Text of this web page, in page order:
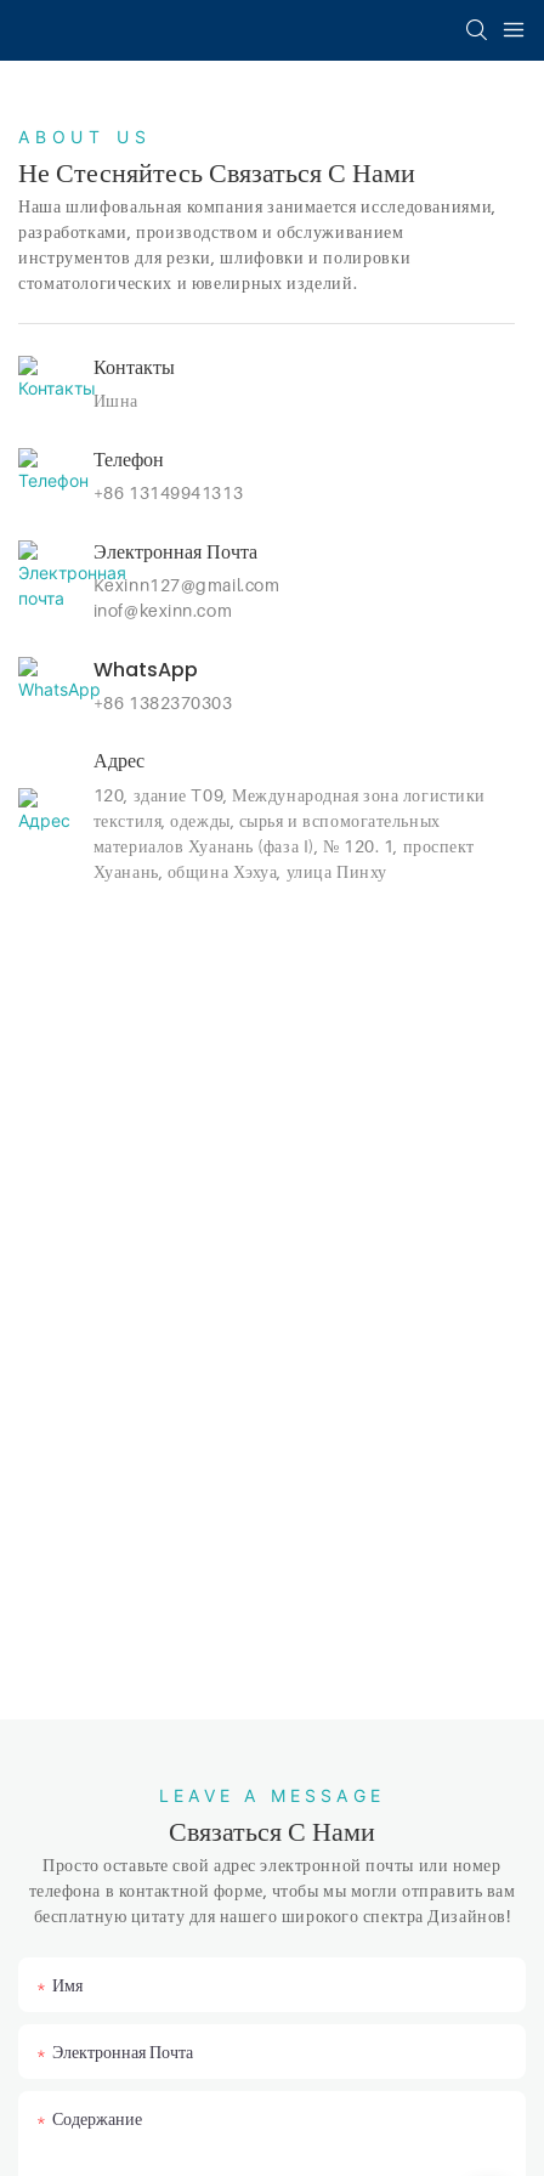
ABOUT US
Не Стесняйтесь Связаться С Нами
Наша шлифовальная компания занимается исследованиями,
разработками, производством и обслуживанием
инструментов для резки, шлифовки и полировки
стоматологических и ювелирных изделий.
Контакты
Ишна
Телефон
+86 13149941313
Электронная Почта
Kexinn127@gmail.com
inof@kexinn.com
WhatsApp
+86 1382370303
Адрес
120, здание T09, Международная зона логистики
текстиля, одежды, сырья и вспомогательных
материалов Хуанань (фаза I), № 120. 1, проспект
Хуанань, община Хэхуа, улица Пинху
LEAVE A MESSAGE
Связаться С Нами
Просто оставьте свой адрес электронной почты или номер
телефона в контактной форме, чтобы мы могли отправить вам
бесплатную цитату для нашего широкого спектра Дизайнов!
Имя
Электронная Почта
Содержание